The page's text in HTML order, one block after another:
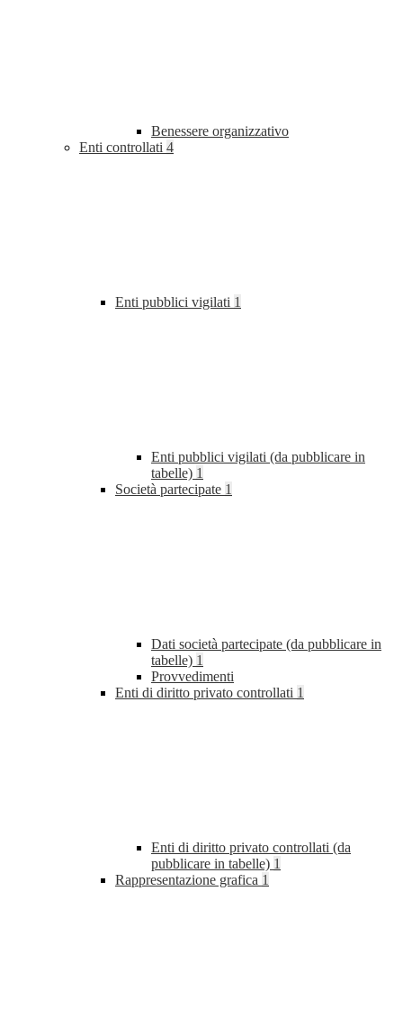
Benessere organizzativo
Enti controllati 4
Enti pubblici vigilati 1
Enti pubblici vigilati (da pubblicare in
tabelle) 1
Società partecipate 1
Dati società partecipate (da pubblicare in
tabelle) 1
Provvedimenti
Enti di diritto privato controllati 1
Enti di diritto privato controllati (da
pubblicare in tabelle) 1
Rappresentazione grafica 1